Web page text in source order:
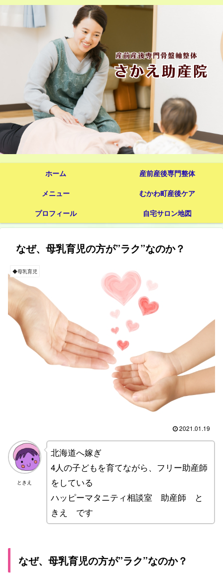
ホーム
産前産後専門整体
メニュー
むかわ町産後ケア
プロフィール
自宅サロン地図
なぜ、母乳育児の方が”ラク”なのか？
◆母乳育児
2021.01.19
ときえ
北海道へ嫁ぎ
4人の子どもを育てながら、フリー助産師
をしている
ハッピーマタニティ相談室 助産師 と
きえ です
なぜ、母乳育児の方が”ラク”なのか？